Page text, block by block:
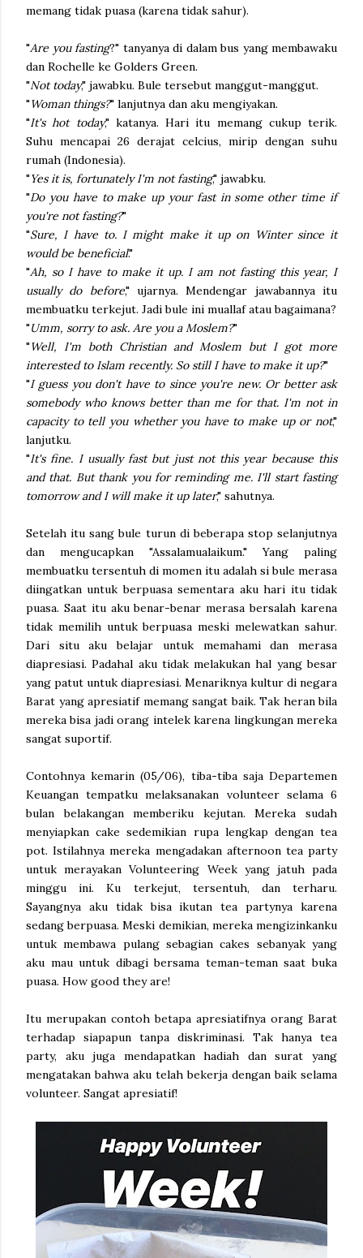
memang tidak puasa (karena tidak sahur).
"Are you fasting?" tanyanya di dalam bus yang membawaku
dan Rochelle ke Golders Green.
"Not today," jawabku. Bule tersebut manggut-manggut.
"Woman things?" lanjutnya dan aku mengiyakan.
"It's hot today," katanya. Hari itu memang cukup terik.
Suhu mencapai 26 derajat celcius, mirip dengan suhu
rumah (Indonesia).
"Yes it is, fortunately I'm not fasting," jawabku.
"Do you have to make up your fast in some other time if
you're not fasting?"
"Sure, I have to. I might make it up on Winter since it
would be beneficial."
"Ah, so I have to make it up. I am not fasting this year, I
usually do before," ujarnya. Mendengar jawabannya itu
membuatku terkejut. Jadi bule ini muallaf atau bagaimana?
"Umm, sorry to ask. Are you a Moslem?"
"Well, I'm both Christian and Moslem but I got more
interested to Islam recently. So still I have to make it up?"
"I guess you don't have to since you're new. Or better ask
somebody who knows better than me for that. I'm not in
capacity to tell you whether you have to make up or not,"
lanjutku.
"It's fine. I usually fast but just not this year because this
and that. But thank you for reminding me. I'll start fasting
tomorrow and I will make it up later," sahutnya.
Setelah itu sang bule turun di beberapa stop selanjutnya
dan mengucapkan "Assalamualaikum." Yang paling
membuatku tersentuh di momen itu adalah si bule merasa
diingatkan untuk berpuasa sementara aku hari itu tidak
puasa. Saat itu aku benar-benar merasa bersalah karena
tidak memilih untuk berpuasa meski melewatkan sahur.
Dari situ aku belajar untuk memahami dan merasa
diapresiasi. Padahal aku tidak melakukan hal yang besar
yang patut untuk diapresiasi. Menariknya kultur di negara
Barat yang apresiatif memang sangat baik. Tak heran bila
mereka bisa jadi orang intelek karena lingkungan mereka
sangat suportif.
Contohnya kemarin (05/06), tiba-tiba saja Departemen
Keuangan tempatku melaksanakan volunteer selama 6
bulan belakangan memberiku kejutan. Mereka sudah
menyiapkan cake sedemikian rupa lengkap dengan tea
pot. Istilahnya mereka mengadakan afternoon tea party
untuk merayakan Volunteering Week yang jatuh pada
minggu ini. Ku terkejut, tersentuh, dan terharu.
Sayangnya aku tidak bisa ikutan tea partynya karena
sedang berpuasa. Meski demikian, mereka mengizinkanku
untuk membawa pulang sebagian cakes sebanyak yang
aku mau untuk dibagi bersama teman-teman saat buka
puasa. How good they are!
Itu merupakan contoh betapa apresiatifnya orang Barat
terhadap siapapun tanpa diskriminasi. Tak hanya tea
party, aku juga mendapatkan hadiah dan surat yang
mengatakan bahwa aku telah bekerja dengan baik selama
volunteer. Sangat apresiatif!